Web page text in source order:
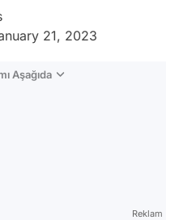
21, 2023
Aşağıda
Reklam